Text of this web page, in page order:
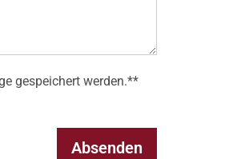
gespeichert werden.**
Absenden